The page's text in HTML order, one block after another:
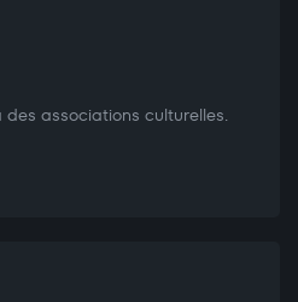
associations culturelles.